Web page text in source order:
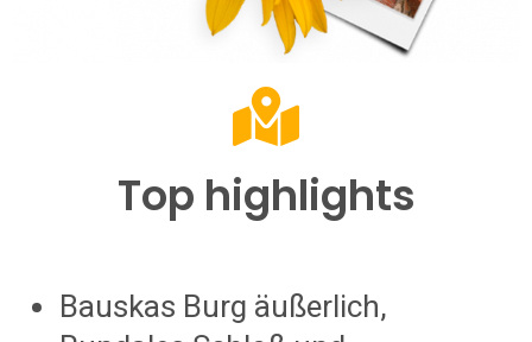
Top highlights
Bauskas Burg äußerlich,